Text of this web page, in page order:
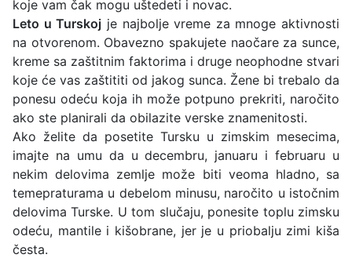
koje vam čak mogu uštedeti i novac.
Leto u Turskoj je najbolje vreme za mnoge aktivnosti
na otvorenom. Obavezno spakujete naočare za sunce,
kreme sa zaštitnim faktorima i druge neophodne stvari
koje će vas zaštititi od jakog sunca. Žene bi trebalo da
ponesu odeću koja ih može potpuno prekriti, naročito
ako ste planirali da obilazite verske znamenitosti.
Ako želite da posetite Tursku u zimskim mesecima,
imajte na umu da u decembru, januaru i februaru u
nekim delovima zemlje može biti veoma hladno, sa
temepraturama u debelom minusu, naročito u istočnim
delovima Turske. U tom slučaju, ponesite toplu zimsku
odeću, mantile i kišobrane, jer je u priobalju zimi kiša
česta.